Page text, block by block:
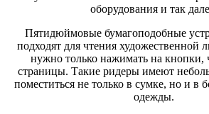
оборудования и так
Пятидюймовые бумагоподобные
подходят для чтения художественной
нужно только нажимать на кнопки,
страницы. Такие ридеры имеют
поместиться не только в сумке, но и в
одежды.